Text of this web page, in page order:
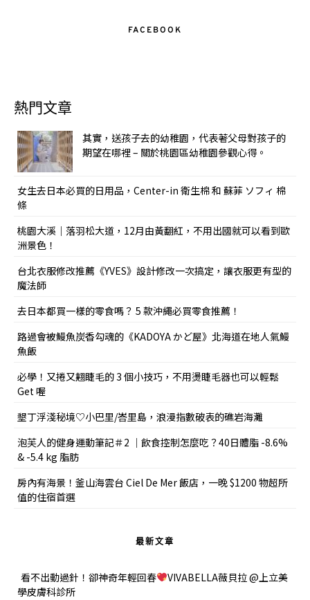
FACEBOOK
熱門文章
其實，送孩子去的幼稚園，代表著父母對孩子的
期望在哪裡 – 關於桃園區幼稚園參觀心得。
女生去日本必買的日用品，Center-in 衛生棉 和 蘇菲 ソフィ 棉
條
桃園大溪｜落羽松大道，12月由黃翻紅，不用出國就可以看到歐
洲景色！
台北衣服修改推薦《YVES》設計修改一次搞定，讓衣服更有型的
魔法師
去日本都買一樣的零食嗎？ 5 款沖繩必買零食推薦！
路過會被鰻魚炭香勾魂的《KADOYA かど屋》北海道在地人氣鰻
魚飯
必學！又捲又翹睫毛的 3 個小技巧，不用燙睫毛器也可以輕鬆
Get 喔
墾丁浮淺秘境♡小巴里/峇里島，浪漫指數破表的礁岩海灘
泡芙人的健身運動筆記＃2 ｜飲食控制怎麼吃？40日體脂 -8.6%
& -5.4 kg 脂肪
房內有海景！釜山海雲台 Ciel De Mer 飯店，一晚 $1200 物超所
值的住宿首選
最新文章
看不出動過針！卻神奇年輕回春
VIVABELLA薇貝拉 @上立美
學皮膚科診所